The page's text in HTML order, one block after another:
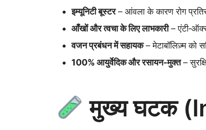
इम्यूनिटी बूस्टर– आंवला के कारण रोग
आँखों और त्वचा के लिए लाभकारी–
वजन प्रबंधन में सहायक– मेटाबॉलिज़्म को
100% आयुर्वेदिक और रसायन‑मुक्त–
मुख्य घटक